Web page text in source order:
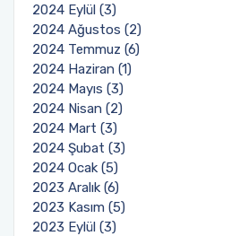
2024 Eylül (3)
2024 Ağustos (2)
2024 Temmuz (6)
2024 Haziran (1)
2024 Mayıs (3)
2024 Nisan (2)
2024 Mart (3)
2024 Şubat (3)
2024 Ocak (5)
2023 Aralık (6)
2023 Kasım (5)
2023 Eylül (3)